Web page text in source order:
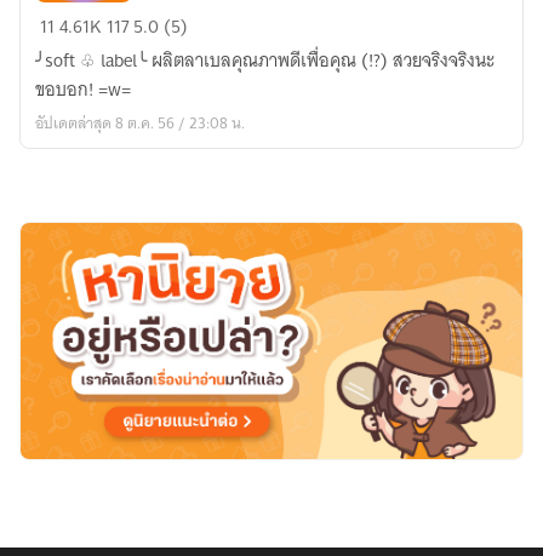
╯soft
♧
label╰
114.61K 1175.0 (5)
╯soft ♧ label╰ ผลิตลาเบลคุณภาพดีเพื่อคุณ (!?) สวยจริงจริงนะ
ขอบอก! =w=
อัปเดตล่าสุด 8 ต.ค. 56 / 23:08 น.